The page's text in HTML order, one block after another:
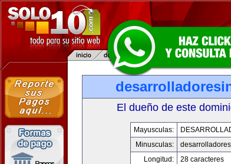
El dueño de este
Mayusculas:
Minusculas:
Longitud:
28 caracteres